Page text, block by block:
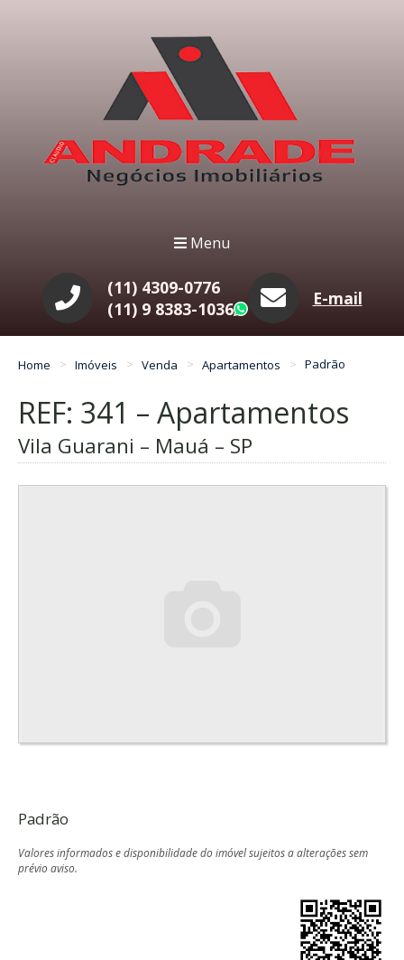
Menu
(11) 4309-0776
(11) 9 8383-1036
WhatsApp
E-mail
Home Imóveis Venda Apartamentos Padrão
REF: 341 – Apartamentos
Vila Guarani – Mauá – SP
Padrão
Valores informados e disponibilidade do imóvel sujeitos a alterações sem
prévio aviso.